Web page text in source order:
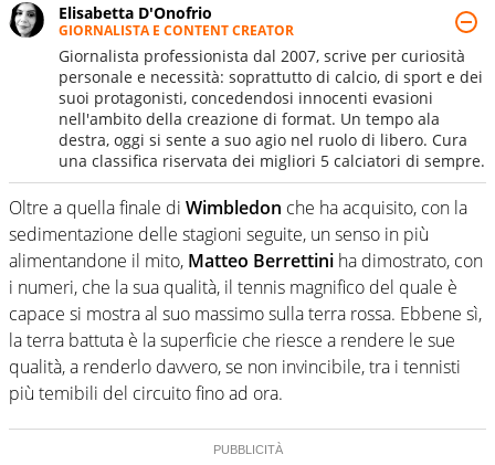
Elisabetta D'Onofrio
GIORNALISTA E CONTENT CREATOR
Giornalista professionista dal 2007, scrive per curiosità
personale e necessità: soprattutto di calcio, di sport e dei
suoi protagonisti, concedendosi innocenti evasioni
nell'ambito della creazione di format. Un tempo ala
destra, oggi si sente a suo agio nel ruolo di libero. Cura
una classifica riservata dei migliori 5 calciatori di sempre.
Oltre a quella finale di Wimbledon che ha acquisito, con la
sedimentazione delle stagioni seguite, un senso in più
alimentandone il mito, Matteo Berrettini ha dimostrato, con
i numeri, che la sua qualità, il tennis magnifico del quale è
capace si mostra al suo massimo sulla terra rossa. Ebbene sì,
la terra battuta è la superficie che riesce a rendere le sue
qualità, a renderlo davvero, se non invincibile, tra i tennisti
più temibili del circuito fino ad ora.